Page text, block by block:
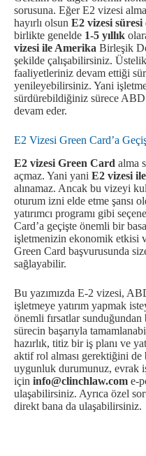
sorusuna. Eğer E2 vizesi
hayırlı olsun E2 vizesi süresi
birlikte genelde 1-5 yıllık
vizesi ile Amerika Birleşik
şekilde çalışabilirsiniz.
faaliyetleriniz devam ettiği
yenileyebilirsiniz. Yani
sürdürebildiğiniz sürece
devam eder.
E2 Vizesi Green Card’a
E2 vizesi Green Card alma
açmaz. Yani yani E2 vizesi
alınamaz. Ancak bu vizeyi
oturum izni elde etme şansı
yatırımcı programı gibi
Card’a geçişte önemli bir
işletmenizin ekonomik etkisi
Green Card başvurusunda
sağlayabilir.
Bu yazımızda E-2 vizesi,
işletmeye yatırım yapmak
önemli fırsatlar
sürecin başarıyla
hazırlık, titiz bir iş planı ve
aktif rol alması gerektiğini
uygunluk durumunuz, evrak
için info@clinchlaw.com e-
ulaşabilirsiniz. Ayrıca özel
direkt bana da ulaşabilirsiniz.